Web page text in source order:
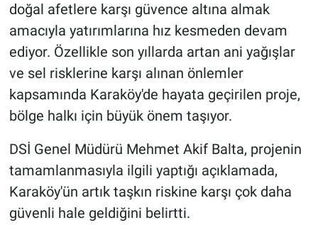
doğal afetlere karşı güvence altına almak
amacıyla yatırımlarına hız kesmeden devam
ediyor. Özellikle son yıllarda artan ani yağışlar
ve sel risklerine karşı alınan önlemler
kapsamında Karaköy'de hayata geçirilen proje,
bölge halkı için büyük önem taşıyor.
DSİ Genel Müdürü Mehmet Akif Balta, projenin
tamamlanmasıyla ilgili yaptığı açıklamada,
Karaköy'ün artık taşkın riskine karşı çok daha
güvenli hale geldiğini belirtti.